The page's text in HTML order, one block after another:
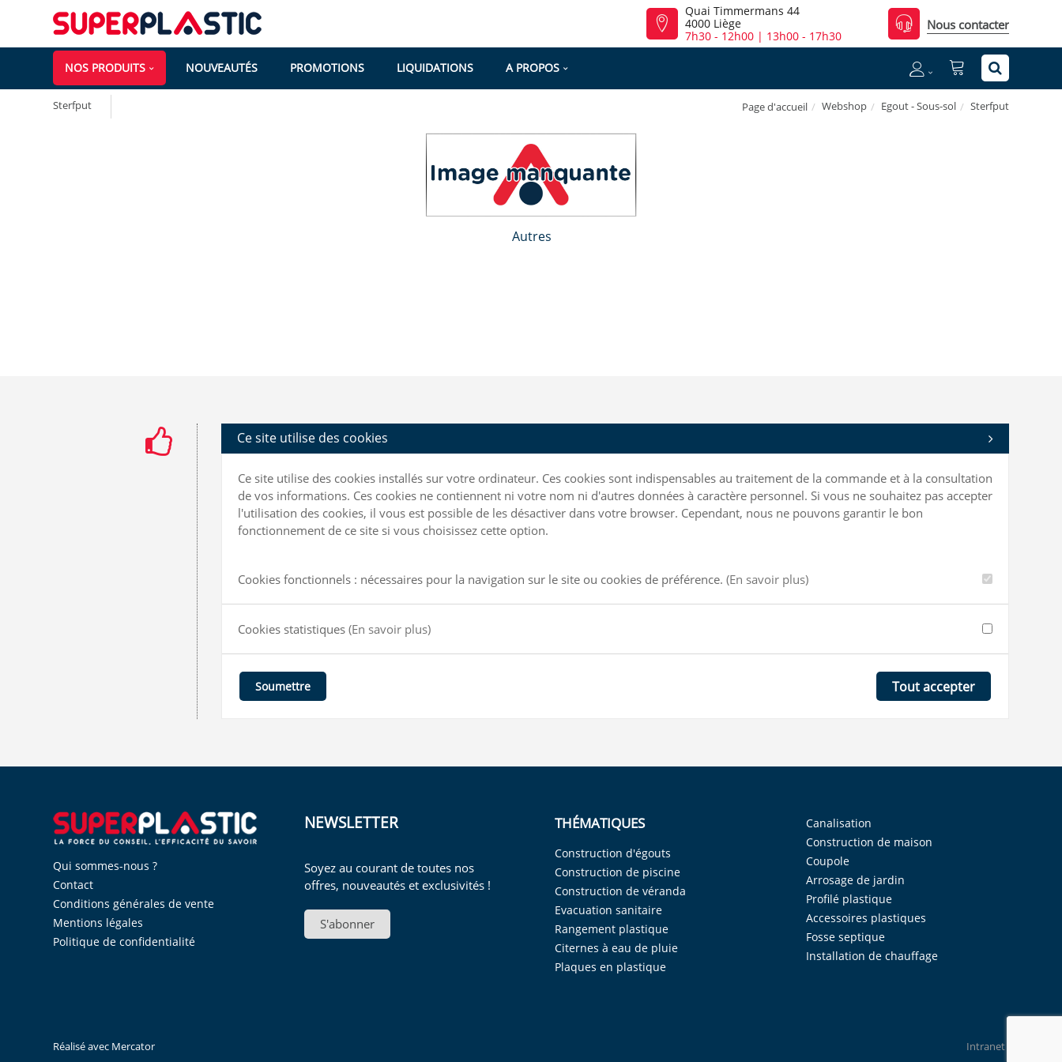
Quai Timmermans 44
4000 Liège
7h30 - 12h00 | 13h00 - 17h30
Nous contacter
NOS PRODUITS NOUVEAUTÉS PROMOTIONS LIQUIDATIONS A PROPOS
Sterfput Page d'accueil Webshop Egout - Sous-sol Sterfput
Autres
Ce site utilise des cookies
Ce site utilise des cookies installés sur votre ordinateur. Ces cookies sont indispensables au traitement de la commande et à la consultation
de vos informations. Ces cookies ne contiennent ni votre nom ni d'autres données à caractère personnel. Si vous ne souhaitez pas accepter
l'utilisation des cookies, il vous est possible de les désactiver dans votre browser. Cependant, nous ne pouvons garantir le bon
fonctionnement de ce site si vous choisissez cette option.
Cookies fonctionnels : nécessaires pour la navigation sur le site ou cookies de préférence. (En savoir plus)
Cookies statistiques (En savoir plus)
Soumettre Tout accepter
Qui sommes-nous ?
Contact
Conditions générales de vente
Mentions légales
Politique de confidentialité
NEWSLETTER
Soyez au courant de toutes nos
offres, nouveautés et exclusivités !
S'abonner
THÉMATIQUES
Construction d'égouts
Construction de piscine
Construction de véranda
Evacuation sanitaire
Rangement plastique
Citernes à eau de pluie
Plaques en plastique
Canalisation
Construction de maison
Coupole
Arrosage de jardin
Profilé plastique
Accessoires plastiques
Fosse septique
Installation de chauffage
Réalisé avec Mercator Intranet